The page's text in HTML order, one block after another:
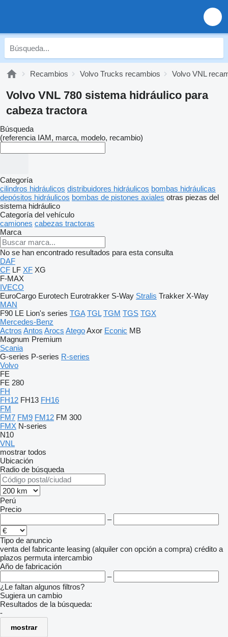
Recambios Volvo Trucks recambios Volvo VNL
Volvo VNL 780 sistema hidráulico para
cabeza tractora
Búsqueda
(referencia IAM, marca, modelo, recambio)
Categoría
cilindros hidráulicos distribuidores hidráulicos bombas hidráulicas
depósitos hidráulicos bombas de pistones axiales otras piezas del
sistema hidráulico
Categoría del vehículo
camiones cabezas tractoras
Marca
No se han encontrado resultados para esta consulta
DAF
CF LF XF XG
F-MAX
IVECO
EuroCargo Eurotech Eurotrakker S-Way Stralis Trakker X-Way
MAN
F90 LE Lion's series TGA TGL TGM TGS TGX
Mercedes-Benz
Actros Antos Arocs AtegoAxor Econic MB
Magnum Premium
Scania
G-series P-series R-series
Volvo
FE
FE 280
FH
FH12 FH13 FH16
FM
FM7 FM9 FM12 FM 300
FMX N-series
N10
VNL
mostrar todos
Ubicación
Radio de búsqueda
Perú
Precio
–
Tipo de anuncio
venta del fabricante leasing (alquiler con opción a compra) crédito a
plazos permuta intercambio
Año de fabricación
–
¿Le faltan algunos filtros?
Sugiera un cambio
Resultados de la búsqueda:
-
mostrar